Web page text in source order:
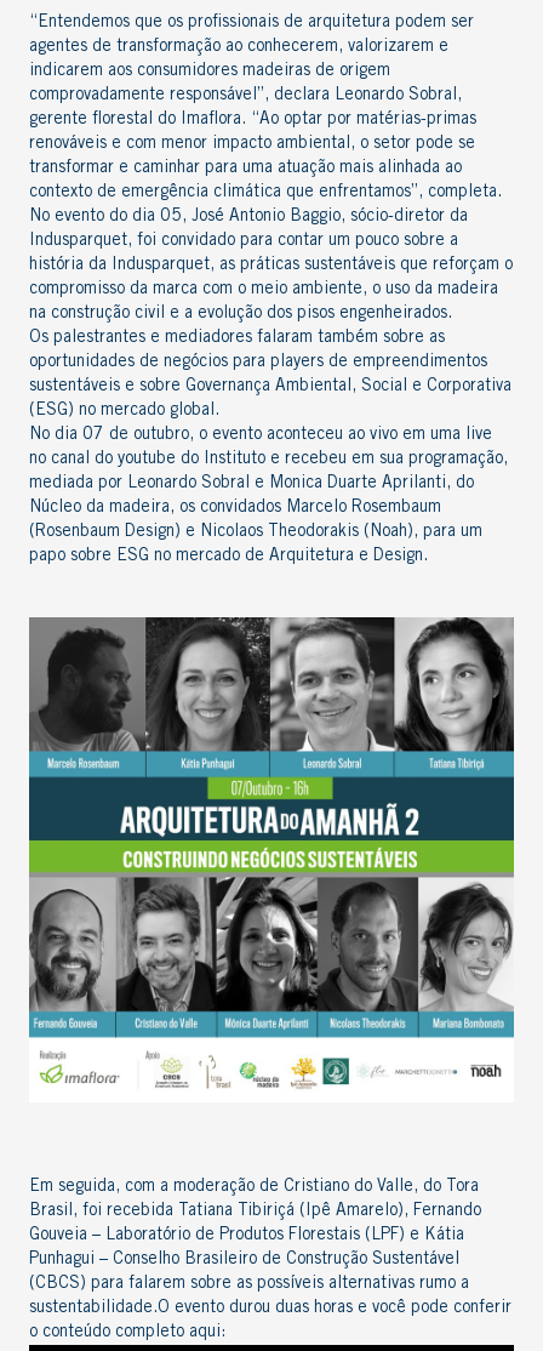
“Entendemos que os profissionais de arquitetura podem ser
agentes de transformação ao conhecerem, valorizarem e
indicarem aos consumidores madeiras de origem
comprovadamente responsável”, declara Leonardo Sobral,
gerente florestal do Imaflora . “Ao optar por matérias-primas
renováveis e com menor impacto ambiental, o setor pode se
transformar e caminhar para uma atuação mais alinhada ao
contexto de emergência climática que enfrentamos”, completa.
No evento do dia 05, José Antonio Baggio, sócio-diretor da
Indusparquet, foi convidado para contar um pouco sobre a
história da Indusparquet, as práticas sustentáveis que reforçam o
compromisso da marca com o meio ambiente, o uso da madeira
na construção civil e a evolução dos pisos engenheirados.
Os palestrantes e mediadores falaram também sobre as
oportunidades de negócios para players de empreendimentos
sustentáveis e sobre Governança Ambiental, Social e Corporativa
(ESG) no mercado global.
No dia 07 de outubro, o evento aconteceu ao vivo em uma live
no canal do youtube do Instituto e recebeu em sua programação,
mediada por Leonardo Sobral e Monica Duarte Aprilanti, do
Núcleo da madeira , os convidados Marcelo Rosembaum
(Rosenbaum Design) e Nicolaos Theodorakis ( Noah), para um
papo sobre ESG no mercado de Arquitetura e Design.
Em seguida, com a moderação de Cristiano do Valle, do Tora
Brasil , foi recebida Tatiana Tibiriçá ( Ipê Amarelo), Fernando
Gouveia – Laboratório de Produtos Florestais (LPF) e Kátia
Punhagui – Conselho Brasileiro de Construção Sustentável
(CBCS) para falarem sobre as possíveis alternativas rumo a
sustentabilidade.O evento durou duas horas e você pode conferir
o conteúdo completo aqui: